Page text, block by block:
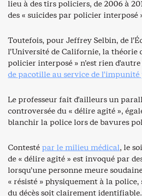
lieu à des tirs policiers, de 2006 à
des « suicides par policier interposé
Toutefois, pour Jeffrey Selbin, de
l’Université de Californie, la théorie
policier interposé » n’est rien
de pacotille au service de
Le professeur fait d’ailleurs un
controversée du « délire agité »,
blanchir la police lors de bavures
Contestépar le milieu médical, le
de « délire agité » est invoqué par
lorsqu’une personne meure
« résisté » physiquement à la police,
du décès soit clairement identifiable.